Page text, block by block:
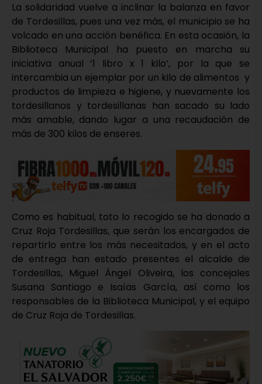
La solidaridad vuelve a inclinar la balanza en favor
de Tordesillas, pues una vez más, el municipio se ha
volcado en una acción benéfica. En esta ocasión, la
Biblioteca Municipal ha puesto en marcha su
iniciativa anual ‘1 libro x 1 kilo’, por la que se
intercambia un ejemplar por un kilo de alimentos y
productos de limpieza e higiene, y nuevamente los
tordesillanos y tordesillanas han sacado su lado
más amable, dando lugar a una recaudación de
más de 300 kilos de enseres.
Como es habitual, toto lo recogido se ha donado a
Cruz Roja Tordesillas, que serán los encargados de
repartirlo entre los más necesitados, y en el acto
de entrega han estado presentes el alcalde de
Tordesillas, Miguel Ángel Oliveira, los concejales
Susana Santiago e Isaías García, así como los
responsables de la Biblioteca Municipal, y el equipo
de Cruz Roja de Tordesillas.